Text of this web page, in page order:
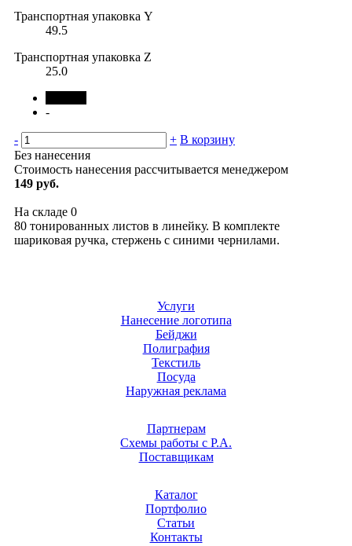
Транспортная упаковка Y
49.5
Транспортная упаковка Z
25.0
-
- + В корзину
Без нанесения
Стоимость нанесения рассчитывается менеджером
149 руб.
На складе 0
80 тонированных листов в линейку. В комплекте
шариковая ручка, стержень с синими чернилами.
Услуги
Нанесение логотипа
Бейджи
Полиграфия
Текстиль
Посуда
Наружная реклама
Партнерам
Схемы работы с Р.А.
Поставщикам
Каталог
Портфолио
Статьи
Контакты